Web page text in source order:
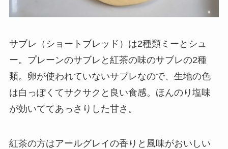
サブレ（ショートブレッド）は2種類ミーとシュ
ー。プレーンのサブレと紅茶の味のサブレの2種
類。卵が使われていないサブレなので、生地の色
は白っぽくてサクサクと良い食感。ほんのり塩味
が効いててあっさりした甘さ。
紅茶の方はアールグレイの香りと風味がおいしい